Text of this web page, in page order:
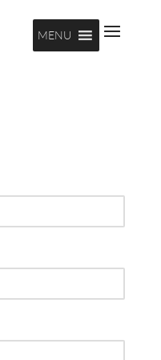
MENU